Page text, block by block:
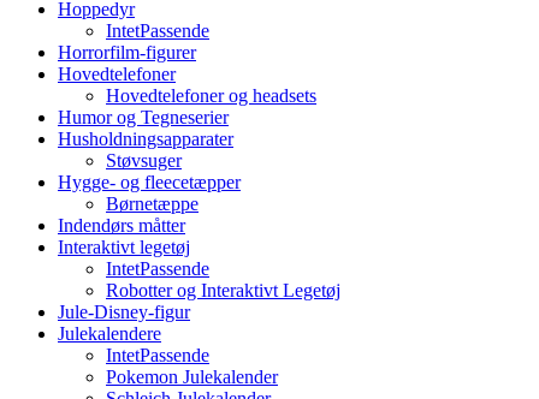
Hoppedyr
IntetPassende
Horrorfilm-figurer
Hovedtelefoner
Hovedtelefoner og headsets
Humor og Tegneserier
Husholdningsapparater
Støvsuger
Hygge- og fleecetæpper
Børnetæppe
Indendørs måtter
Interaktivt legetøj
IntetPassende
Robotter og Interaktivt Legetøj
Jule-Disney-figur
Julekalendere
IntetPassende
Pokemon Julekalender